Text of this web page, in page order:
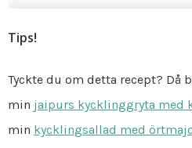
Tips!
Tyckte du om detta recept? Då
min jaipurs kycklinggryta med
min kycklingsallad med